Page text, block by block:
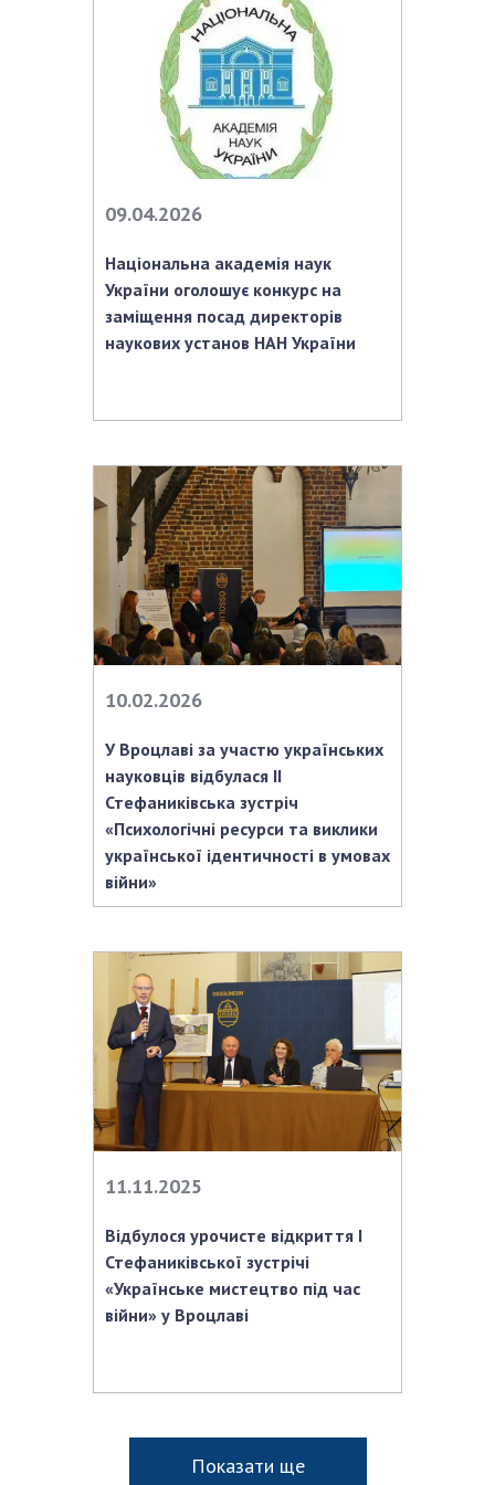
ЗАСІДАННЯ ПРЕЗИДІЇ НАН УКРАЇНИ
НАУКОВІ ВИДАННЯ
МЕДІА ПРО НАС
ПРОФСПІЛКА НАН УКРАЇНИ
КАБІНЕТ
09.04.2026
Національна академія наук
України оголошує конкурс на
заміщення посад директорів
наукових установ НАН України
10.02.2026
У Вроцлаві за участю українських
науковців відбулася II
Стефаниківська зустріч
«Психологічні ресурси та виклики
української ідентичності в умовах
війни»
11.11.2025
Відбулося урочисте відкриття І
Стефаниківської зустрічі
«Українське мистецтво під час
війни» у Вроцлаві
Показати ще